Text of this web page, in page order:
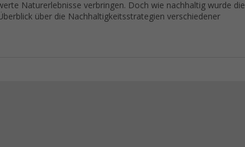
Naturerlebnisse verbringen. Doch wie nachhaltig wurde die
über die Nachhaltigkeitsstrategien verschiedener